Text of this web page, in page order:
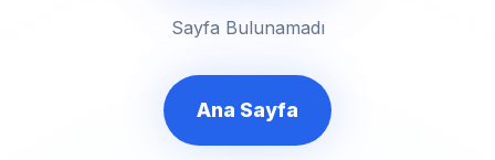
Sayfa Bulunamadı
Ana Sayfa